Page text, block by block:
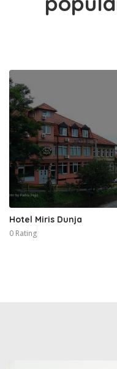
Hotel Miris Dunja
0 Rating